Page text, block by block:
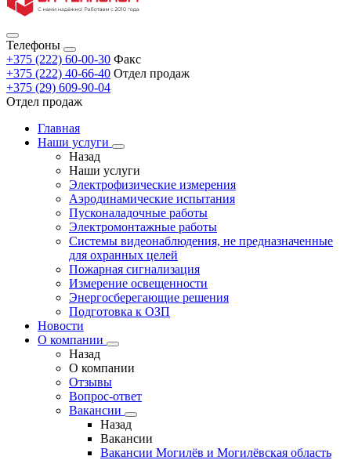
Телефоны
+375 (222) 60-00-30 Факс
+375 (222) 40-66-40 Отдел продаж
+375 (29) 609-90-04
Отдел продаж
Главная
Наши услуги
Назад
Наши услуги
Электрофизические измерения
Аэродинамические испытания
Пусконаладочные работы
Электромонтажные работы
Системы видеонаблюдения, не предназначенные
для охранных целей
Пожарная сигнализация
Измерение освещенности
Энергосберегающие решения
Подготовка к ОЗП
Новости
О компании
Назад
О компании
Отзывы
Вопрос-ответ
Вакансии
Назад
Вакансии
Вакансии Могилёв и Могилёвская область